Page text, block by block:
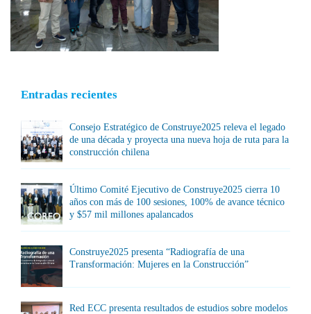
Entradas recientes
Consejo Estratégico de Construye2025 releva el legado
de una década y proyecta una nueva hoja de ruta para la
construcción chilena
Último Comité Ejecutivo de Construye2025 cierra 10
años con más de 100 sesiones, 100% de avance técnico
y $57 mil millones apalancados
Construye2025 presenta “Radiografía de una
Transformación: Mujeres en la Construcción”
Red ECC presenta resultados de estudios sobre modelos